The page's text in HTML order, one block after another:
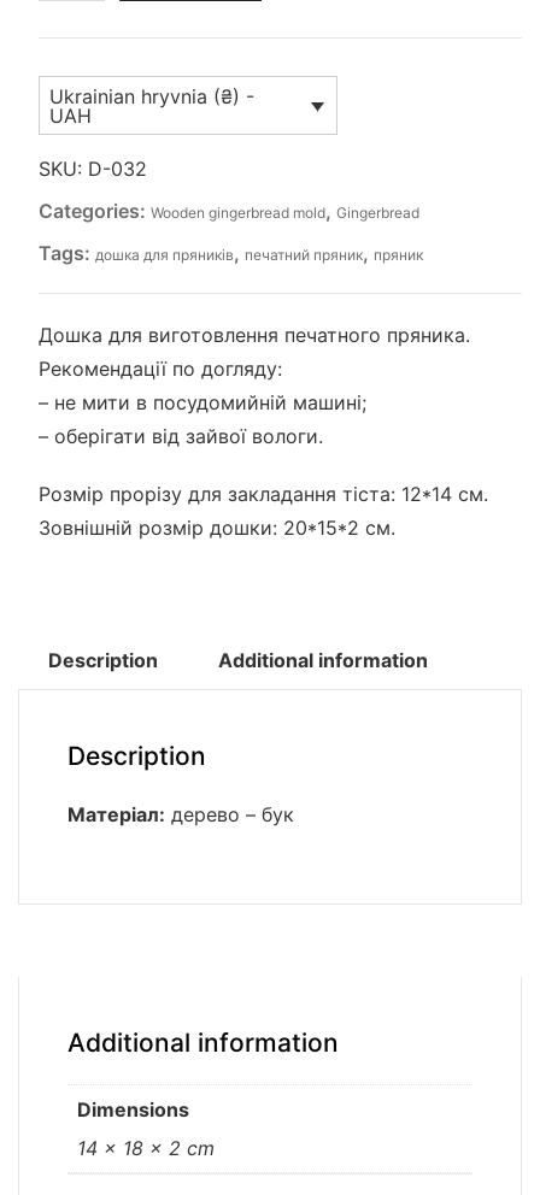
(D-
032)
quantity
Ukrainian hryvnia (₴) -
UAH
SKU: D-032
Categories: Wooden gingerbread mold, Gingerbread
Tags: дошка для пряників, печатний пряник, пряник
Дошка для виготовлення печатного пряника.
Рекомендації по догляду:
– не мити в посудомийній машині;
– оберігати від зайвої вологи.
Розмір прорізу для закладання тіста: 12*14 см.
Зовнішній розмір дошки: 20*15*2 см.
Description Additional information
Description
Матеріал: дерево – бук
Additional information
Dimensions
14 × 18 × 2 cm